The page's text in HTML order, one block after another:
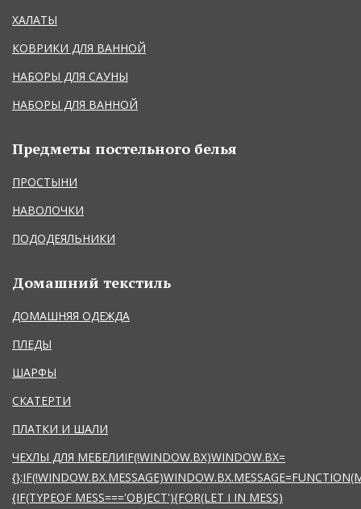
ХАЛАТЫ
КОВРИКИ ДЛЯ ВАННОЙ
НАБОРЫ ДЛЯ САУНЫ
НАБОРЫ ДЛЯ ВАННОЙ
Предметы постельного белья
ПРОСТЫНИ
НАВОЛОЧКИ
ПОДОДЕЯЛЬНИКИ
Домашний текстиль
ДОМАШНЯЯ ОДЕЖДА
ПЛЕДЫ
ШАРФЫ
СКАТЕРТИ
ПЛАТКИ И ШАЛИ
ЧЕХЛЫ ДЛЯ МЕБЕЛИIF(!WINDOW.BX)WINDOW.BX=
{IF(TYPEOF MESS==='OBJECT'){FOR(LET I IN MESS)